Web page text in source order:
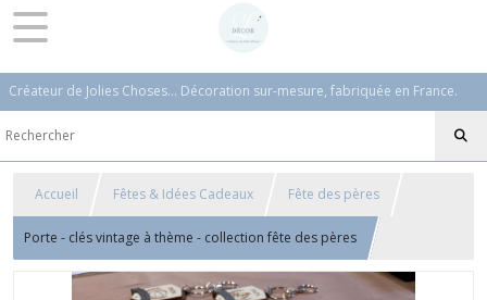
Créateur de Jolies Choses... Décoration sur-mesure, fabriquée en France.
Accueil Fêtes & Idées Cadeaux Fête des pères
Porte - clés vintage à thème - collection fête des pères